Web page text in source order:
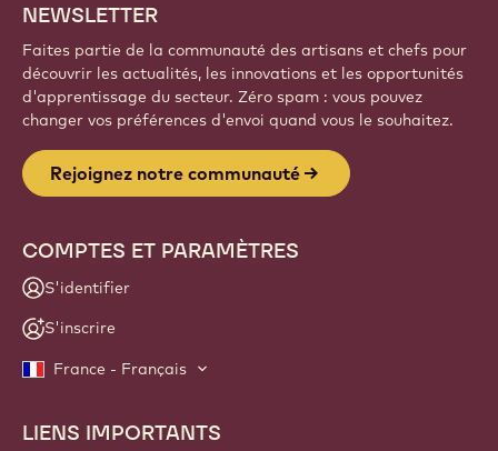
NEWSLETTER
Faites partie de la communauté des artisans et chefs pour
découvrir les actualités, les innovations et les opportunités
d'apprentissage du secteur. Zéro spam : vous pouvez
changer vos préférences d'envoi quand vous le souhaitez.
Rejoignez notre communauté
COMPTES ET PARAMÈTRES
S'identifier
S'inscrire
France - Français
Footer
LIENS IMPORTANTS